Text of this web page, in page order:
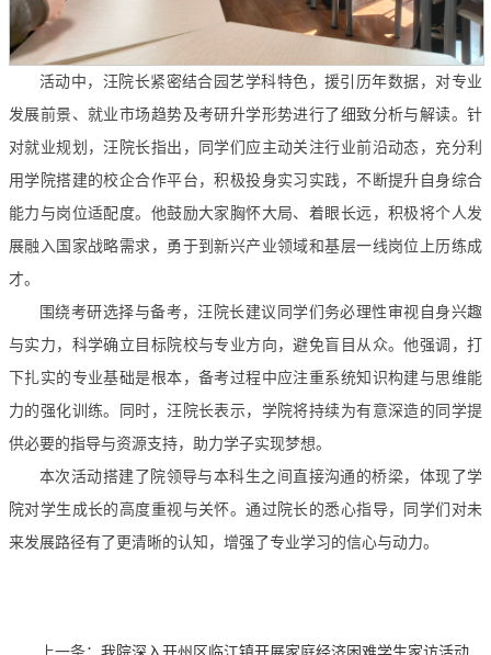
活动中，汪院长紧密结合园艺学科特色，援引历年数据，对专业
发展前景、就业市场趋势及考研升学形势进行了细致分析与解读。针
对就业规划，汪院长指出，同学们应主动关注行业前沿动态，充分利
用学院搭建的校企合作平台，积极投身实习实践，不断提升自身综合
能力与岗位适配度。他鼓励大家胸怀大局、着眼长远，积极将个人发
展融入国家战略需求，勇于到新兴产业领域和基层一线岗位上历练成
才。
围绕考研选择与备考，汪院长建议同学们务必理性审视自身兴趣
与实力，科学确立目标院校与专业方向，避免盲目从众。他强调，打
下扎实的专业基础是根本，备考过程中应注重系统知识构建与思维能
力的强化训练。同时，汪院长表示，学院将持续为有意深造的同学提
供必要的指导与资源支持，助力学子实现梦想。
本次活动搭建了院领导与本科生之间直接沟通的桥梁，体现了学
院对学生成长的高度重视与关怀。通过院长的悉心指导，同学们对未
来发展路径有了更清晰的认知，增强了专业学习的信心与动力。